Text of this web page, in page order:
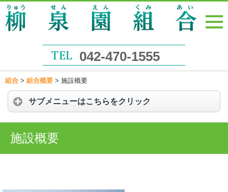
042-470-1555
組合 > 組合概要 > 施設概要
サブメニューはこちらをクリック
施設概要